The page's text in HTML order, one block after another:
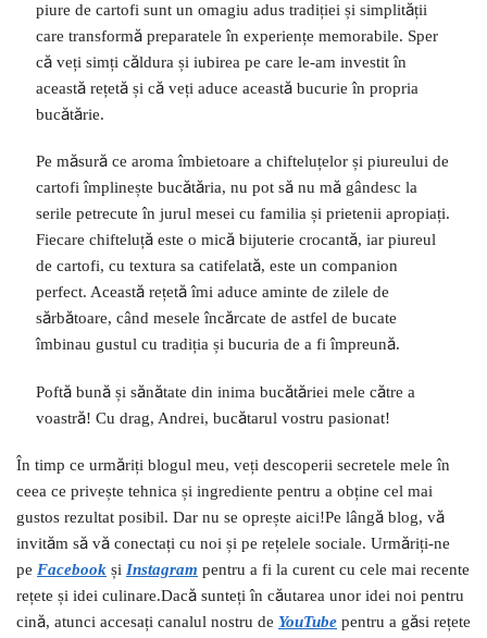
piure de cartofi sunt un omagiu adus tradiției și simplității
care transformă preparatele în experiențe memorabile. Sper
că veți simți căldura și iubirea pe care le-am investit în
această rețetă și că veți aduce această bucurie în propria
bucătărie.
Pe măsură ce aroma îmbietoare a chifteluțelor și piureului de
cartofi împlinește bucătăria, nu pot să nu mă gândesc la
serile petrecute în jurul mesei cu familia și prietenii apropiați.
Fiecare chifteluță este o mică bijuterie crocantă, iar piureul
de cartofi, cu textura sa catifelată, este un companion
perfect. Această rețetă îmi aduce aminte de zilele de
sărbătoare, când mesele încărcate de astfel de bucate
îmbinau gustul cu tradiția și bucuria de a fi împreună.
Poftă bună și sănătate din inima bucătăriei mele către a
voastră! Cu drag, Andrei, bucătarul vostru pasionat!
În timp ce urmăriți blogul meu, veți descoperii secretele mele în
ceea ce privește tehnica și ingrediente pentru a obține cel mai
gustos rezultat posibil. Dar nu se oprește aici!Pe lângă blog, vă
invităm să vă conectați cu noi și pe rețelele sociale. Urmăriți-ne
pe Facebook și Instagram pentru a fi la curent cu cele mai recente
rețete și idei culinare.Dacă sunteți în căutarea unor idei noi pentru
cină, atunci accesați canalul nostru de YouTube pentru a găsi rețete